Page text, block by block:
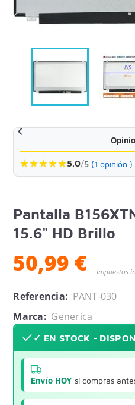

★★★★★5.0/5 (1 opinión )
Pantalla
15.6" HD Brillo
50,99 € Impuestos
Referencia: PANT-030
Marca: Generica
✓ EN STOCK -
Envío HOY si compras